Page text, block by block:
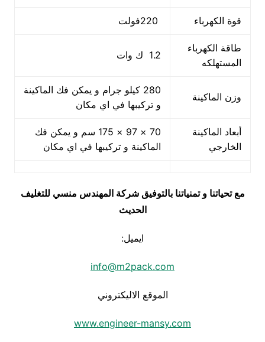
قوة الكهرباء
طاقة الكهرباء
المستهلكه
1.2 ك وات
وزن الماكينة
280 كيلو جرام و يمكن فك الماكينة
و تركيبها في اي مكان
أبعاد الماكينة
الخارجي
70 × 97 × 175 سم و يمكن فك
الماكينة و تركيبها في اي مكان
مع تحياتنا و تمنياتنا بالتوفيق شركة المهندس منسي للتغليف
الحديث
ايميل:
info@m2pack.com
الموقع الاليكتروني
www.engineer-mansy.com